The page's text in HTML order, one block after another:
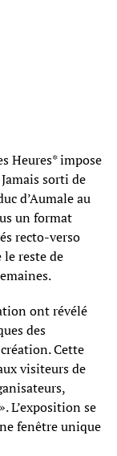
Heures* impose
sorti de
d’Aumale au
un format
recto-verso
le reste de
ont révélé
des
Cette
visiteurs de
L’exposition se
fenêtre unique